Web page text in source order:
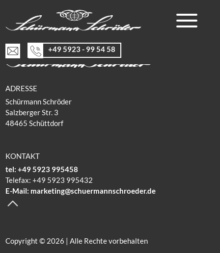
+49 5923 - 99 54 58
Zurück zur Startseite
ADRESSE
Schürmann Schröder
Salzberger Str. 3
48465 Schüttdorf
KONTAKT
tel: +49 5923 995458
Telefax: +49 5923 995432
E-Mail: marketing@schuermannschroeder.de
Copyright © 2026 | Alle Rechte vorbehalten